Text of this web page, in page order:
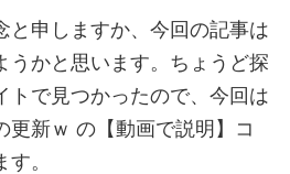
と申しますか、今回の記事は
うかと思います。ちょうど探
トで見つかったので、今回は
更新ｗ の【動画で説明】コ
。